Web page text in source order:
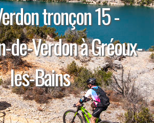
tronçon 15 -
de-Verdon à Gréoux-
les-Bains